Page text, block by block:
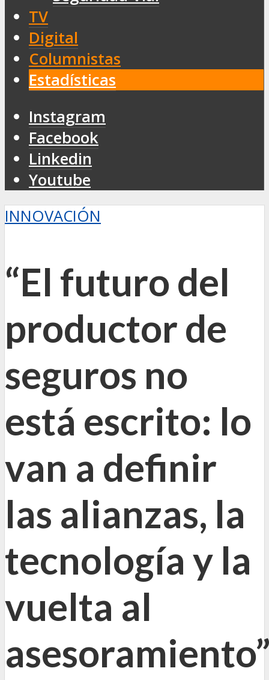
TV
Digital
Columnistas
Estadísticas
Instagram
Facebook
Linkedin
Youtube
INNOVACIÓN
“El futuro del
productor de
seguros no
está escrito: lo
van a definir
las alianzas, la
tecnología y la
vuelta al